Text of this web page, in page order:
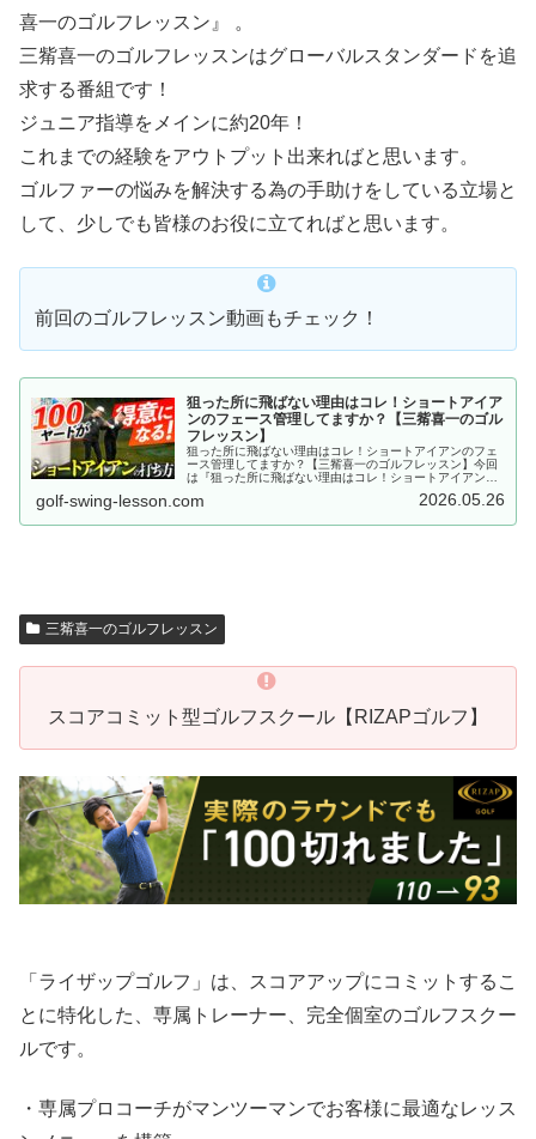
喜一のゴルフレッスン』 。
三觜喜一のゴルフレッスンはグローバルスタンダードを追
求する番組です！
ジュニア指導をメインに約20年！
これまでの経験をアウトプット出来ればと思います。
ゴルファーの悩みを解決する為の手助けをしている立場と
して、少しでも皆様のお役に立てればと思います。
前回のゴルフレッスン動画もチェック！
狙った所に飛ばない理由はコレ！ショートアイア
ンのフェース管理してますか？【三觜喜一のゴル
フレッスン】
狙った所に飛ばない理由はコレ！ショートアイアンのフェ
ース管理してますか？【三觜喜一のゴルフレッスン】今回
は『狙った所に飛ばない理由はコレ！ショートアイアンの
ルフコーチ三觜喜一によるゴルフレ...
golf-swing-lesson.com 2026.05.26
三觜喜一のゴルフレッスン
スコアコミット型ゴルフスクール【RIZAPゴルフ】
「ライザップゴルフ」は、スコアアップにコミットするこ
とに特化した、専属トレーナー、完全個室のゴルフスクー
ルです。
・専属プロコーチがマンツーマンでお客様に最適なレッス